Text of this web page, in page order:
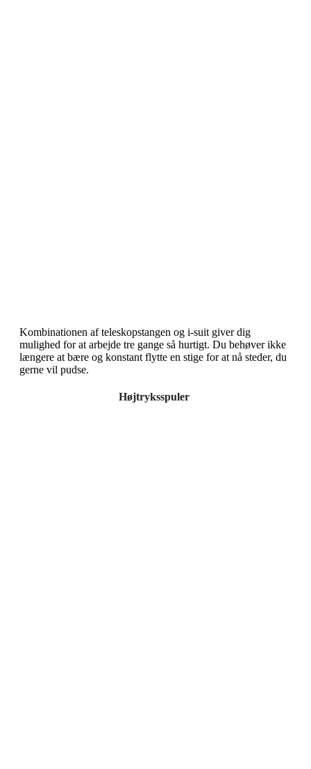
Kombinationen af teleskopstangen og i-suit giver dig
mulighed for at arbejde tre gange så hurtigt. Du behøver ikke
længere at bære og konstant flytte en stige for at nå steder, du
gerne vil pudse.
Højtryksspuler